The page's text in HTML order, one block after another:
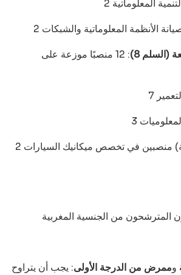
المعلوماتية
الأنظمة المعلوماتية والشبكات
(السلم 8)
: 12 منصبًا موزعة على
2 منصبين في تخصص ميكانيك السيارات (مطلوب رخصة سياقة
المترشحون من الجنسية المغربية
وممرض من الدرجة الأولى: يجب أن يتراوح